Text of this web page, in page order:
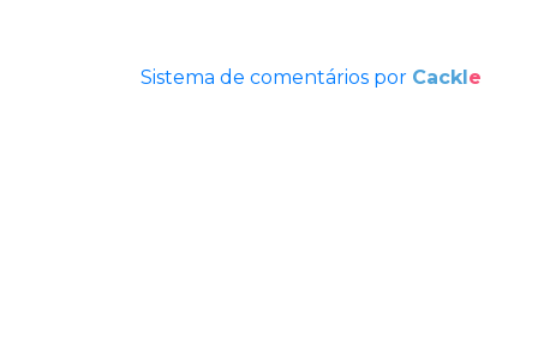
Sistema de comentários por Cackl e